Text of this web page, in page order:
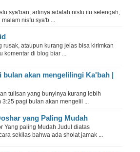
sya'ban, artinya adalah nisfu itu setengah,
nisfu sya'b ...
rusak, ataupun kurang jelas bisa kirimkan
komentar di blog biar ...
bulan akan mengelilingi Ka'bah |
tulisan yang bunyinya kurang lebih
pagi bulan akan mengelil ...
yang Paling Mudah
Yang paling Mudah Judul diatas
sekilas bahwa ada sholat jamak ...